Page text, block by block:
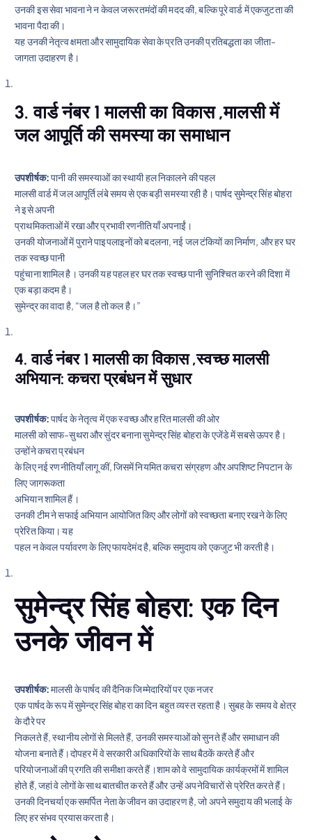
उनकी इस सेवा भावना ने न केवल जरूरतमंदों की मदद की, बल्कि पूरे वार्ड में एकजुटता की
भावना पैदा की।
यह उनकी नेतृत्व क्षमता और सामुदायिक सेवा के प्रति उनकी प्रतिबद्धता का जीता-
जागता उदाहरण है।
3. वार्ड नंबर 1 मालसी का विकास ,मालसी में
जल आपूर्ति की समस्या का समाधान
उपशीर्षक:पानी की समस्याओं का स्थायी हल निकालने की पहल
मालसी वार्ड में जल आपूर्ति लंबे समय से एक बड़ी समस्या रही है। पार्षद सुमेन्द्र सिंह बोहरा
ने इसे अपनी
प्राथमिकताओं में रखा और प्रभावी रणनीतियाँ अपनाईं।
उनकी योजनाओं में पुराने पाइपलाइनों को बदलना, नई जल टंकियों का निर्माण, और हर घर
तक स्वच्छ पानी
पहुंचाना शामिल है। उनकी यह पहल हर घर तक स्वच्छ पानी सुनिश्चित करने की दिशा में
एक बड़ा कदम है।
सुमेन्द्र का वादा है, “जल है तो कल है।”
4. वार्ड नंबर 1 मालसी का विकास ,स्वच्छ मालसी
अभियान: कचरा प्रबंधन में सुधार
उपशीर्षक:पार्षद के नेतृत्व में एक स्वच्छ और हरित मालसी की ओर
मालसी को साफ-सुथरा और सुंदर बनाना सुमेन्द्र सिंह बोहरा के एजेंडे में सबसे ऊपर है।
उन्होंने कचरा प्रबंधन
के लिए नई रणनीतियाँ लागू कीं, जिसमें नियमित कचरा संग्रहण और अपशिष्ट निपटान के
लिए जागरूकता
अभियान शामिल हैं।
उनकी टीम ने सफाई अभियान आयोजित किए और लोगों को स्वच्छता बनाए रखने के लिए
प्रेरित किया। यह
पहल न केवल पर्यावरण के लिए फायदेमंद है, बल्कि समुदाय को एकजुट भी करती है।
सुमेन्द्र सिंह बोहरा: एक दिन
उनके जीवन में
उपशीर्षक:मालसी के पार्षद की दैनिक जिम्मेदारियों पर एक नजर
एक पार्षद के रूप में सुमेन्द्र सिंह बोहरा का दिन बहुत व्यस्त रहता है। सुबह के समय वे क्षेत्र
के दौरे पर
निकलते हैं, स्थानीय लोगों से मिलते हैं, उनकी समस्याओं को सुनते हैं और समाधान की
योजना बनाते हैं।दोपहर में वे सरकारी अधिकारियों के साथ बैठकें करते हैं और
परियोजनाओं की प्रगति की समीक्षा करते हैं।शाम को वे सामुदायिक कार्यक्रमों में शामिल
होते हैं, जहां वे लोगों के साथ बातचीत करते हैं और उन्हें अपनेविचारों से प्रेरित करते हैं।
उनकी दिनचर्या एक समर्पित नेता के जीवन का उदाहरण है, जो अपने समुदाय की भलाई के
लिए हर संभव प्रयास करता है।